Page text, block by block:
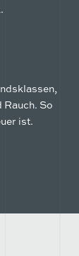
Rauch. So
ist.